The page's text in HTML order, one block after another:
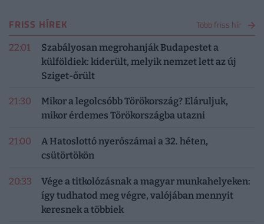
FRISS HÍREK Több friss hír
22:01
Szabályosan megrohanják Budapestet a
külföldiek: kiderült, melyik nemzet lett az új
Sziget-őrült
21:30
Mikor a legolcsóbb Törökország? Eláruljuk,
mikor érdemes Törökországba utazni
21:00
A Hatoslottó nyerőszámai a 32. héten,
csütörtökön
20:33
Vége a titkolózásnak a magyar munkahelyeken:
így tudhatod meg végre, valójában mennyit
keresnek a többiek